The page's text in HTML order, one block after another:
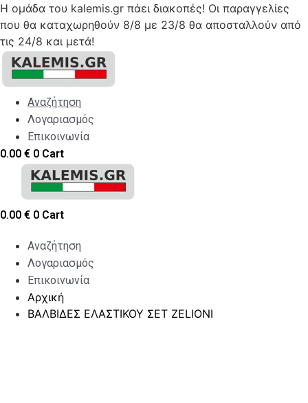
Η ομάδα του kalemis.gr πάει διακοπές! Οι παραγγελίες
που θα καταχωρηθούν 8/8 με 23/8 θα αποσταλλούν από
τις 24/8 και μετά!
Skip
content
Αναζήτηση
Λογαριασμός
Επικοινωνία
0.00 € 0 Cart
0.00 € 0 Cart
Αναζήτηση
Λογαριασμός
Επικοινωνία
Αρχική
ΒΑΛΒΙΔΕΣ ΕΛΑΣΤΙΚΟΥ ΣΕΤ ZELIONI